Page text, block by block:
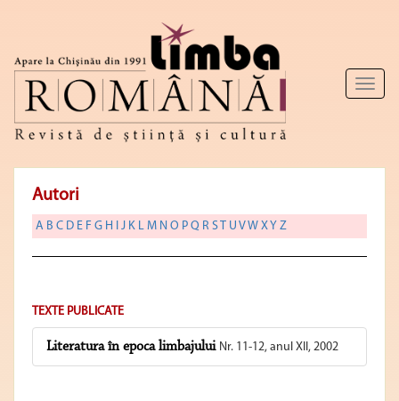
Toggle
Autori
A B C D E F G H I J K L M N O P Q R S T U VW X Y Z
TEXTE PUBLICATE
Literatura în epoca limbajului Nr. 11-12, anul XII, 2002